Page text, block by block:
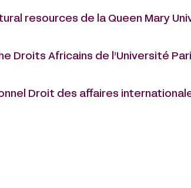
resources de la Queen Mary
Droits Africains de l’Université
Droit des affaires